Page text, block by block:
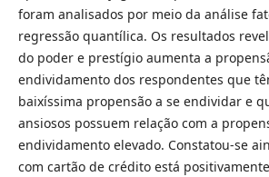
foram analisados por meio da análise
regressão quantílica. Os resultados
do poder e prestígio aumenta a
endividamento dos respondentes que
baixíssima propensão a se endividar e
ansiosos possuem relação com a
endividamento elevado. Constatou-se
com cartão de crédito está